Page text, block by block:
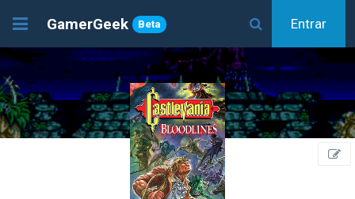
GamerGeek Beta Entrar